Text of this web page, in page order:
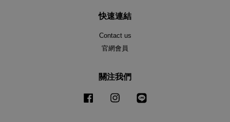
快速連結
Contact us
官網會員
關注我們
Facebook Instagram